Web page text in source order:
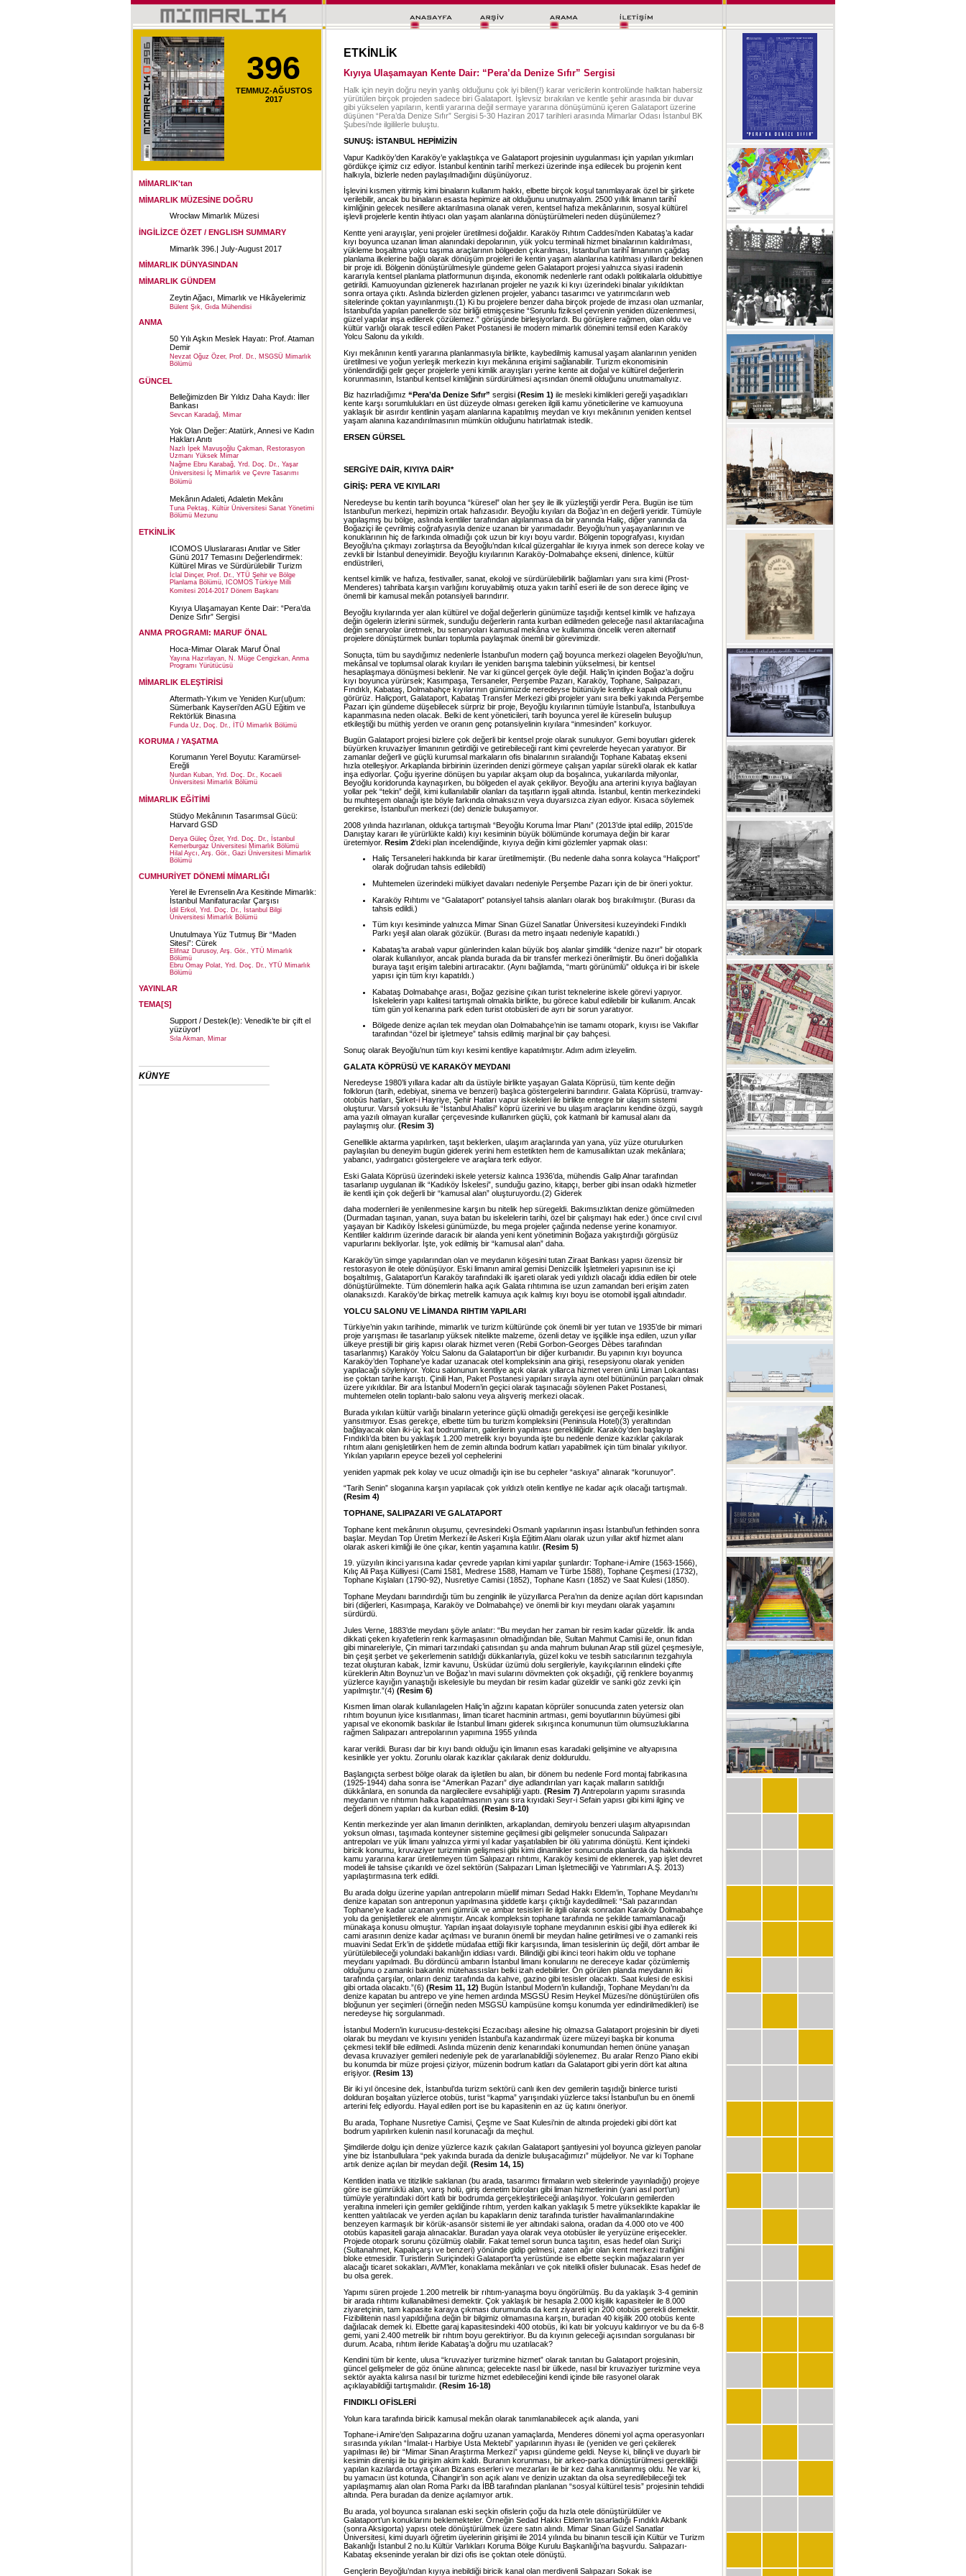
396
TEMMUZ-AĞUSTOS
2017
MİMARLIK'tan
MİMARLIK MÜZESİNE DOĞRU
Wrocław Mimarlık Müzesi
İNGİLİZCE ÖZET / ENGLISH SUMMARY
Mimarlık 396.| July-August 2017
MİMARLIK DÜNYASINDAN
MİMARLIK GÜNDEM
Zeytin Ağacı, Mimarlık ve Hikâyelerimiz
Bülent Şık, Gıda Mühendisi
ANMA
50 Yılı Aşkın Meslek Hayatı: Prof. Ataman
Demir
Nevzat Oğuz Özer, Prof. Dr., MSGSÜ Mimarlık
Bölümü
GÜNCEL
Belleğimizden Bir Yıldız Daha Kaydı: İller
Bankası
Sevcan Karadağ, Mimar
Yok Olan Değer: Atatürk, Annesi ve Kadın
Hakları Anıtı
Nazlı İpek Mavuşoğlu Çakman, Restorasyon
Uzmanı Yüksek Mimar
Nağme Ebru Karabağ, Yrd. Doç. Dr., Yaşar
Üniversitesi İç Mimarlık ve Çevre Tasarımı
Bölümü
Mekânın Adaleti, Adaletin Mekânı
Tuna Pektaş, Kültür Üniversitesi Sanat Yönetimi
Bölümü Mezunu
ETKİNLİK
ICOMOS Uluslararası Anıtlar ve Sitler
Günü 2017 Temasını Değerlendirmek:
Kültürel Miras ve Sürdürülebilir Turizm
İclal Dinçer, Prof. Dr., YTÜ Şehir ve Bölge
Planlama Bölümü, ICOMOS Türkiye Milli
Komitesi 2014-2017 Dönem Başkanı
Kıyıya Ulaşamayan Kente Dair: “Pera’da
Denize Sıfır” Sergisi
ANMA PROGRAMI: MARUF ÖNAL
Hoca-Mimar Olarak Maruf Önal
Yayına Hazırlayan, N. Müge Cengizkan, Anma
Programı Yürütücüsü
MİMARLIK ELEŞTİRİSİ
Aftermath-Yıkım ve Yeniden Kur(ul)um:
Sümerbank Kayseri’den AGÜ Eğitim ve
Rektörlük Binasına
Funda Uz, Doç. Dr., İTÜ Mimarlık Bölümü
KORUMA / YAŞATMA
Korumanın Yerel Boyutu: Karamürsel-
Ereğli
Nurdan Kuban, Yrd. Doç. Dr., Kocaeli
Üniversitesi Mimarlık Bölümü
MİMARLIK EĞİTİMİ
Stüdyo Mekânının Tasarımsal Gücü:
Harvard GSD
Derya Güleç Özer, Yrd. Doç. Dr., İstanbul
Kemerburgaz Üniversitesi Mimarlık Bölümü
Hilal Aycı, Arş. Gör., Gazi Üniversitesi Mimarlık
Bölümü
CUMHURİYET DÖNEMİ MİMARLIĞI
Yerel ile Evrenselin Ara Kesitinde Mimarlık:
İstanbul Manifaturacılar Çarşısı
İdil Erkol, Yrd. Doç. Dr., İstanbul Bilgi
Üniversitesi Mimarlık Bölümü
Unutulmaya Yüz Tutmuş Bir “Maden
Sitesi”: Cürek
Elifnaz Durusoy, Arş. Gör., YTÜ Mimarlık
Bölümü
Ebru Omay Polat, Yrd. Doç. Dr., YTÜ Mimarlık
Bölümü
YAYINLAR
TEMA[S]
Support / Destek(le): Venedik’te bir çift el
yüzüyor!
Sıla Akman, Mimar
KÜNYE
ETKİNLİK
Kıyıya Ulaşamayan Kente Dair: “Pera’da Denize Sıfır” Sergisi
Halk için neyin doğru neyin yanlış olduğunu çok iyi bilen(!) karar vericilerin kontrolünde halktan habersiz
yürütülen birçok projeden sadece biri Galataport. İşlevsiz bırakılan ve kentle şehir arasında bir duvar
gibi yükselen yapıların, kentli yararına değil sermaye yararına dönüşümünü içeren Galataport üzerine
düşünen “Pera’da Denize Sıfır” Sergisi 5-30 Haziran 2017 tarihleri arasında Mimarlar Odası İstanbul BK
Şubesi’nde ilgililerle buluştu.
SUNUŞ: İSTANBUL HEPİMİZİN
Vapur Kadıköy’den Karaköy’e yaklaştıkça ve Galataport projesinin uygulanması için yapılan yıkımları
gördükçe içimiz cız ediyor. İstanbul kentinin tarihî merkezi üzerinde inşa edilecek bu projenin kent
halkıyla, bizlerle neden paylaşılmadığını düşünüyoruz.
İşlevini kısmen yitirmiş kimi binaların kullanım hakkı, elbette birçok koşul tanımlayarak özel bir şirkete
verilebilir, ancak bu binaların esasta hepimize ait olduğunu unutmayalım. 2500 yıllık limanın tarihî
kimliğinin gelecek nesillere aktarılmasına olanak veren, kentsel hafıza mekânlarının, sosyal kültürel
işlevli projelerle kentin ihtiyacı olan yaşam alanlarına dönüştürülmeleri neden düşünülemez?
Kentte yeni arayışlar, yeni projeler üretilmesi doğaldır. Karaköy Rıhtım Caddesi’nden Kabataş’a kadar
kıyı boyunca uzanan liman alanındaki depolarının, yük yolcu terminali hizmet binalarının kaldırılması,
yükleme boşaltma yolcu taşıma araçlarının bölgeden çıkarılması, İstanbul’un tarihî limanının çağdaş
planlama ilkelerine bağlı olarak dönüşüm projeleri ile kentin yaşam alanlarına katılması yıllardır beklenen
bir proje idi. Bölgenin dönüştürülmesiyle gündeme gelen Galataport projesi yalnızca siyasi iradenin
kararıyla kentsel planlama platformunun dışında, ekonomik nedenlerle rant odaklı politikalarla oldubittiye
getirildi. Kamuoyundan gizlenerek hazırlanan projeler ne yazık ki kıyı üzerindeki binalar yıkıldıktan
sonra ortaya çıktı. Aslında bizlerden gizlenen projeler, yabancı tasarımcı ve yatırımcıların web
sitelerinde çoktan yayınlanmıştı.(1) Ki bu projelere benzer daha birçok projede de imzası olan uzmanlar,
İstanbul’da yapılan panellerde söz birliği etmişçesine “Sorunlu fiziksel çevrenin yeniden düzenlenmesi,
güzel yapılar inşa edilerek çözülemez.” görüşünde birleşiyorlardı. Bu görüşlere rağmen, olan oldu ve
kültür varlığı olarak tescil edilen Paket Postanesi ile modern mimarlık dönemini temsil eden Karaköy
Yolcu Salonu da yıkıldı.
Kıyı mekânının kentli yararına planlanmasıyla birlikte, kaybedilmiş kamusal yaşam alanlarının yeniden
üretilmesi ve yoğun yerleşik merkezin kıyı mekânına erişimi sağlanabilir. Turizm ekonomisinin
yönlendirdiği gelir geçer projelerle yeni kimlik arayışları yerine kente ait doğal ve kültürel değerlerin
korunmasının, İstanbul kentsel kimliğinin sürdürülmesi açısından önemli olduğunu unutmamalıyız.
Biz hazırladığımız “Pera’da Denize Sıfır” sergisi (Resim 1) ile mesleki kimlikleri gereği yaşadıkları
kente karşı sorumlulukları en üst düzeyde olması gereken ilgili kamu yöneticilerine ve kamuoyuna
yaklaşık bir asırdır kentlinin yaşam alanlarına kapatılmış meydan ve kıyı mekânının yeniden kentsel
yaşam alanına kazandırılmasının mümkün olduğunu hatırlatmak istedik.
ERSEN GÜRSEL
SERGİYE DAİR, KIYIYA DAİR*
GİRİŞ: PERA VE KIYILARI
Neredeyse bu kentin tarih boyunca “küresel” olan her şey ile ilk yüzleştiği yerdir Pera. Bugün ise tüm
İstanbul’un merkezi, hepimizin ortak hafızasıdır. Beyoğlu kıyıları da Boğaz’ın en değerli yeridir. Tümüyle
yapılaşmış bu bölge, aslında kentliler tarafından algılanmasa da bir yanında Haliç, diğer yanında da
Boğaziçi ile çevrilmiş coğrafyasıyla denize uzanan bir yarımadadır. Beyoğlu’nun yaşayanlarının ve
konuklarının hiç de farkında olmadığı çok uzun bir kıyı boyu vardır. Bölgenin topografyası, kıyıdan
Beyoğlu’na çıkmayı zorlaştırsa da Beyoğlu’ndan kılcal güzergahlar ile kıyıya inmek son derece kolay ve
zevkli bir İstanbul deneyimidir. Beyoğlu kıyılarının Karaköy-Dolmabahçe ekseni, dinlence, kültür
endüstrileri,
kentsel kimlik ve hafıza, festivaller, sanat, ekoloji ve sürdürülebilirlik bağlamları yanı sıra kimi (Prost-
Menderes) tahribata karşın varlığını koruyabilmiş otuza yakın tarihî eseri ile de son derece ilginç ve
önemli bir kamusal mekân potansiyeli barındırır.
Beyoğlu kıyılarında yer alan kültürel ve doğal değerlerin günümüze taşıdığı kentsel kimlik ve hafızaya
değin ögelerin izlerini sürmek, sunduğu değerlerin ranta kurban edilmeden geleceğe nasıl aktarılacağına
değin senaryolar üretmek, bu senaryoları kamusal mekâna ve kullanıma öncelik veren alternatif
projelere dönüştürmek bunları toplumla paylaşmak önemli bir görevimizdir.
Sonuçta, tüm bu saydığımız nedenlerle İstanbul’un modern çağ boyunca merkezi olagelen Beyoğlu’nun,
mekânsal ve toplumsal olarak kıyıları ile yeniden barışma talebinin yükselmesi, bir kentsel
hesaplaşmaya dönüşmesi beklenir. Ne var ki güncel gerçek öyle değil. Haliç’in içinden Boğaz’a doğru
kıyı boyunca yürürsek; Kasımpaşa, Tersaneler, Perşembe Pazarı, Karaköy, Tophane, Salıpazarı,
Fındıklı, Kabataş, Dolmabahçe kıyılarının günümüzde neredeyse bütünüyle kentliye kapalı olduğunu
görürüz. Haliçport, Galataport, Kabataş Transfer Merkezi gibi projeler yanı sıra belki yakında Perşembe
Pazarı için gündeme düşebilecek sürpriz bir proje, Beyoğlu kıyılarının tümüyle İstanbul’a, İstanbulluya
kapanmasına neden olacak. Belki de kent yöneticileri, tarih boyunca yerel ile küreselin buluşup
etkileştiği bu müthiş yerden ve oranın genç potansiyelinin kıyılara “inmesinden” korkuyor.
Bugün Galataport projesi bizlere çok değerli bir kentsel proje olarak sunuluyor. Gemi boyutları giderek
büyürken kruvaziyer limanının getirdiği ve getirebileceği rant kimi çevrelerde heyecan yaratıyor. Bir
zamanlar değerli ve güçlü kurumsal markaların ofis binalarının sıralandığı Tophane Kabataş ekseni
hızla otelleşiyor. Arkaplanda birbirinin üzerinden denizi görmeye çalışan yapılar sürekli olarak ek katlar
inşa ediyorlar. Çoğu işyerine dönüşen bu yapılar akşam olup da boşalınca, yukarılarda milyonlar,
Beyoğlu koridorunda kaynaşırken, bu bölgeden el ayak çekiliyor. Beyoğlu ana arterini kıyıya bağlayan
yollar pek “tekin” değil, kimi kullanılabilir olanları da taşıtların işgali altında. İstanbul, kentin merkezindeki
bu muhteşem olanağı işte böyle farkında olmaksızın veya duyarsızca ziyan ediyor. Kısaca söylemek
gerekirse, İstanbul’un merkezi (de) denizle buluşamıyor.
2008 yılında hazırlanan, oldukça tartışmalı “Beyoğlu Koruma İmar Planı” (2013’de iptal edilip, 2015’de
Danıştay kararı ile yürürlükte kaldı) kıyı kesiminin büyük bölümünde korumaya değin bir karar
üretemiyor. Resim 2’deki plan incelendiğinde, kıyıya değin kimi gözlemler yapmak olası:
Haliç Tersaneleri hakkında bir karar üretilmemiştir. (Bu nedenle daha sonra kolayca “Haliçport”
olarak doğrudan tahsis edilebildi)
Muhtemelen üzerindeki mülkiyet davaları nedeniyle Perşembe Pazarı için de bir öneri yoktur.
Karaköy Rıhtımı ve “Galataport” potansiyel tahsis alanları olarak boş bırakılmıştır. (Burası da
tahsis edildi.)
Tüm kıyı kesiminde yalnızca Mimar Sinan Güzel Sanatlar Üniversitesi kuzeyindeki Fındıklı
Parkı yeşil alan olarak gözükür. (Burası da metro inşaatı nedeniyle kapatıldı.)
Kabataş’ta arabalı vapur günlerinden kalan büyük boş alanlar şimdilik “denize nazır” bir otopark
olarak kullanılıyor, ancak planda burada da bir transfer merkezi önerilmiştir. Bu öneri doğallıkla
buraya taşıt erişim talebini artıracaktır. (Aynı bağlamda, “martı görünümlü” oldukça iri bir iskele
yapısı için tüm kıyı kapatıldı.)
Kabataş Dolmabahçe arası, Boğaz gezisine çıkan turist teknelerine iskele görevi yapıyor.
İskelelerin yapı kalitesi tartışmalı olmakla birlikte, bu görece kabul edilebilir bir kullanım. Ancak
tüm gün yol kenarına park eden turist otobüsleri de ayrı bir sorun yaratıyor.
Bölgede denize açılan tek meydan olan Dolmabahçe’nin ise tamamı otopark, kıyısı ise Vakıflar
tarafından “özel bir işletmeye” tahsis edilmiş marjinal bir çay bahçesi.
Sonuç olarak Beyoğlu’nun tüm kıyı kesimi kentliye kapatılmıştır. Adım adım izleyelim.
GALATA KÖPRÜSÜ VE KARAKÖY MEYDANI
Neredeyse 1980’li yıllara kadar altı da üstüyle birlikte yaşayan Galata Köprüsü, tüm kente değin
folklorun (tarih, edebiyat, sinema ve benzeri) başlıca göstergelerini barındırır. Galata Köprüsü, tramvay-
otobüs hatları, Şirket-i Hayriye, Şehir Hatları vapur iskeleleri ile birlikte entegre bir ulaşım sistemi
oluşturur. Varsılı yoksulu ile “İstanbul Ahalisi” köprü üzerini ve bu ulaşım araçlarını kendine özgü, saygılı
ama yazılı olmayan kurallar çerçevesinde kullanırken güçlü, çok katmanlı bir kamusal alanı da
paylaşmış olur. (Resim 3)
Genellikle aktarma yapılırken, taşıt beklerken, ulaşım araçlarında yan yana, yüz yüze oturulurken
paylaşılan bu deneyim bugün giderek yerini hem estetikten hem de kamusallıktan uzak mekânlara;
yabancı, yadırgatıcı göstergelere ve araçlara terk ediyor.
Eski Galata Köprüsü üzerindeki iskele yetersiz kalınca 1936’da, mühendis Galip Alnar tarafından
tasarlanıp uygulanan ilk “Kadıköy İskelesi”, sunduğu gazino, kitapçı, berber gibi insan odaklı hizmetler
ile kentli için çok değerli bir “kamusal alan” oluşturuyordu.(2) Giderek
daha modernleri ile yenilenmesine karşın bu nitelik hep süregeldi. Bakımsızlıktan denize gömülmeden
(Durmadan taşınan, yanan, suya batan bu iskelelerin tarihi, özel bir çalışmayı hak eder.) önce cıvıl cıvıl
yaşayan bir Kadıköy İskelesi günümüzde, bu mega projeler çağında nedense yerine konamıyor.
Kentliler kaldırım üzerinde daracık bir alanda yeni kent yönetiminin Boğaza yakıştırdığı görgüsüz
vapurlarını bekliyorlar. İşte, yok edilmiş bir “kamusal alan” daha.
Karaköy’ün simge yapılarından olan ve meydanın köşesini tutan Ziraat Bankası yapısı özensiz bir
restorasyon ile otele dönüşüyor. Eski limanın amiral gemisi Denizcilik İşletmeleri yapısının ise içi
boşaltılmış, Galataport’un Karaköy tarafındaki ilk işareti olarak yedi yıldızlı olacağı iddia edilen bir otele
dönüştürülmekte. Tüm dönemlerin halka açık Galata rıhtımına ise uzun zamandan beri erişim zaten
olanaksızdı. Karaköy’de birkaç metrelik kamuya açık kalmış kıyı boyu ise otomobil işgali altındadır.
YOLCU SALONU VE LİMANDA RIHTIM YAPILARI
Türkiye’nin yakın tarihinde, mimarlık ve turizm kültüründe çok önemli bir yer tutan ve 1935’de bir mimari
proje yarışması ile tasarlanıp yüksek nitelikte malzeme, özenli detay ve işçilikle inşa edilen, uzun yıllar
ülkeye prestijli bir giriş kapısı olarak hizmet veren (Rebii Gorbon-Georges Dèbes tarafından
tasarlanmış) Karaköy Yolcu Salonu da Galataport’un bir diğer kurbanıdır. Bu yapının kıyı boyunca
Karaköy’den Tophane’ye kadar uzanacak otel kompleksinin ana girişi, resepsiyonu olarak yeniden
yapılacağı söyleniyor. Yolcu salonunun kentliye açık olarak yıllarca hizmet veren ünlü Liman Lokantası
ise çoktan tarihe karıştı. Çinili Han, Paket Postanesi yapıları sırayla aynı otel bütününün parçaları olmak
üzere yıkıldılar. Bir ara İstanbul Modern’in geçici olarak taşınacağı söylenen Paket Postanesi,
muhtemelen otelin toplantı-balo salonu veya alışveriş merkezi olacak.
Burada yıkılan kültür varlığı binaların yeterince güçlü olmadığı gerekçesi ise gerçeği kesinlikle
yansıtmıyor. Esas gerekçe, elbette tüm bu turizm kompleksini (Peninsula Hotel)(3) yeraltından
bağlayacak olan iki-üç kat bodrumların, galerilerin yapılması gerekliliğidir. Karaköy’den başlayıp
Fındıklı’da biten bu yaklaşık 1.200 metrelik kıyı boyunda işte bu nedenle denize kazıklar çakılarak
rıhtım alanı genişletilirken hem de zemin altında bodrum katları yapabilmek için tüm binalar yıkılıyor.
Yıkılan yapıların epeyce bezeli yol cephelerini
yeniden yapmak pek kolay ve ucuz olmadığı için ise bu cepheler “askıya” alınarak “korunuyor”.
“Tarih Senin” sloganına karşın yapılacak çok yıldızlı otelin kentliye ne kadar açık olacağı tartışmalı.
(Resim 4)
TOPHANE, SALIPAZARI VE GALATAPORT
Tophane kent mekânının oluşumu, çevresindeki Osmanlı yapılarının inşası İstanbul’un fethinden sonra
başlar. Meydan Top Üretim Merkezi ile Askeri Kışla Eğitim Alanı olarak uzun yıllar aktif hizmet alanı
olarak askeri kimliği ile öne çıkar, kentin yaşamına katılır. (Resim 5)
19. yüzyılın ikinci yarısına kadar çevrede yapılan kimi yapılar şunlardır: Tophane-i Amire (1563-1566),
Kılıç Ali Paşa Külliyesi (Cami 1581, Medrese 1588, Hamam ve Türbe 1588), Tophane Çeşmesi (1732),
Tophane Kışlaları (1790-92), Nusretiye Camisi (1852), Tophane Kasrı (1852) ve Saat Kulesi (1850).
Tophane Meydanı barındırdığı tüm bu zenginlik ile yüzyıllarca Pera’nın da denize açılan dört kapısından
biri (diğerleri, Kasımpaşa, Karaköy ve Dolmabahçe) ve önemli bir kıyı meydanı olarak yaşamını
sürdürdü.
Jules Verne, 1883’de meydanı şöyle anlatır: “Bu meydan her zaman bir resim kadar güzeldir. İlk anda
dikkati çeken kıyafetlerin renk karmaşasının olmadığından bile, Sultan Mahmut Camisi ile, onun fidan
gibi minareleriyle, Çin mimari tarzındaki çatısından şu anda mahrum bulunan Arap stili güzel çeşmesiyle,
bin çeşit şerbet ve şekerlemenin satıldığı dükkanlarıyla, güzel koku ve tesbih satıcılarının tezgahıyla
tezat oluşturan kabak, İzmir kavunu, Üsküdar üzümü dolu sergileriyle, kayıkçılarının elindeki çifte
küreklerin Altın Boynuz’un ve Boğaz’ın mavi sularını dövmekten çok okşadığı, çiğ renklere boyanmış
yüzlerce kayığın yanaştığı iskelesiyle bu meydan bir resim kadar güzeldir ve sanki göz zevki için
yapılmıştır.”(4) (Resim 6)
Kısmen liman olarak kullanılagelen Haliç’in ağzını kapatan köprüler sonucunda zaten yetersiz olan
rıhtım boyunun iyice kısıtlanması, liman ticaret hacminin artması, gemi boyutlarının büyümesi gibi
yapısal ve ekonomik baskılar ile İstanbul limanı giderek sıkışınca konumunun tüm olumsuzluklarına
rağmen Salıpazarı antrepolarının yapımına 1955 yılında
karar verildi. Burası dar bir kıyı bandı olduğu için limanın esas karadaki gelişimine ve altyapısına
kesinlikle yer yoktu. Zorunlu olarak kazıklar çakılarak deniz dolduruldu.
Başlangıçta serbest bölge olarak da işletilen bu alan, bir dönem bu nedenle Ford montaj fabrikasına
(1925-1944) daha sonra ise “Amerikan Pazarı” diye adlandırılan yarı kaçak malların satıldığı
dükkânlara, en sonunda da nargilecilere evsahipliği yaptı. (Resim 7) Antrepoların yapımı sırasında
meydanın ve rıhtımın halka kapatılmasının yanı sıra kıyıdaki Seyr-i Sefain yapısı gibi kimi ilginç ve
değerli dönem yapıları da kurban edildi. (Resim 8-10)
Kentin merkezinde yer alan limanın derinlikten, arkaplandan, demiryolu benzeri ulaşım altyapısından
yoksun olması, taşımada konteyner sistemine geçilmesi gibi gelişmeler sonucunda Salıpazarı
antrepoları ve yük limanı yalnızca yirmi yıl kadar yaşatılabilen bir ölü yatırıma dönüştü. Kent içindeki
biricik konumu, kruvaziyer turizminin gelişmesi gibi kimi dinamikler sonucunda planlarda da hakkında
kamu yararına karar üretilemeyen tüm Salıpazarı rıhtımı, Karaköy kesimi de eklenerek, yap işlet devret
modeli ile tahsise çıkarıldı ve özel sektörün (Salıpazarı Liman İşletmeciliği ve Yatırımları A.Ş. 2013)
yapılaştırmasına terk edildi.
Bu arada dolgu üzerine yapılan antrepoların müellif mimarı Sedad Hakkı Eldem’in, Tophane Meydanı’nı
denize kapatan son antreponun yapılmasına şiddetle karşı çıktığı kaydedilmeli: “Salı pazarından
Tophane’ye kadar uzanan yeni gümrük ve ambar tesisleri ile ilgili olarak sonradan Karaköy Dolmabahçe
yolu da genişletilerek ele alınmıştır. Ancak kompleksin tophane tarafında ne şekilde tamamlanacağı
münakaşa konusu olmuştur. Yapılan inşaat dolayısıyle tophane meydanının eskisi gibi ihya edilerek iki
cami arasının denize kadar açılması ve buranın önemli bir meydan haline getirilmesi ve o zamanki reis
muavini Sedat Erk’in de şiddetle müdafaa ettiği fikir karşısında, liman tesislerinin üç değil, dört ambar ile
yürütülebileceği yolundaki bakanlığın iddiası vardı. Bilindiği gibi ikinci teori hakim oldu ve tophane
meydanı yapılmadı. Bu dördüncü ambarın İstanbul limanı konularını ne dereceye kadar çözümlemiş
olduğunu o zamanki bakanlık mütehassısları belki izah edebilirler. Ön görülen planda meydanın iki
tarafında çarşılar, onların deniz tarafında da kahve, gazino gibi tesisler olacaktı. Saat kulesi de eskisi
gibi ortada olacaktı.”(6) (Resim 11, 12) Bugün İstanbul Modern’in kullandığı, Tophane Meydanı’nı da
denize kapatan bu antrepo ve yine hemen ardında MSGSÜ Resim Heykel Müzesi’ne dönüştürülen ofis
bloğunun yer seçimleri (örneğin neden MSGSÜ kampüsüne komşu konumda yer edindirilmedikleri) ise
neredeyse hiç sorgulanmadı.
İstanbul Modern’in kurucusu-destekçisi Eczacıbaşı ailesine hiç olmazsa Galataport projesinin bir diyeti
olarak bu meydanı ve kıyısını yeniden İstanbul’a kazandırmak üzere müzeyi başka bir konuma
çekmesi teklif bile edilmedi. Aslında müzenin deniz kenarındaki konumundan hemen önüne yanaşan
devasa kruvaziyer gemileri nedeniyle pek de yararlanabildiği söylenemez. Bu aralar Renzo Piano ekibi
bu konumda bir müze projesi çiziyor, müzenin bodrum katları da Galataport gibi yerin dört kat altına
erişiyor. (Resim 13)
Bir iki yıl öncesine dek, İstanbul’da turizm sektörü canlı iken dev gemilerin taşıdığı binlerce turisti
dolduran boşaltan yüzlerce otobüs, turist “kapma” yarışındaki yüzlerce taksi İstanbul’un bu en önemli
arterini felç ediyordu. Hayal edilen port ise bu kapasitenin en az üç katını öneriyor.
Bu arada, Tophane Nusretiye Camisi, Çeşme ve Saat Kulesi’nin de altında projedeki gibi dört kat
bodrum yapılırken kulenin nasıl korunacağı da meçhul.
Şimdilerde dolgu için denize yüzlerce kazık çakılan Galataport şantiyesini yol boyunca gizleyen panolar
yine biz İstanbullulara “pek yakında burada da denizle buluşacağımızı” müjdeliyor. Ne var ki Tophane
artık denize açılan bir meydan değil. (Resim 14, 15)
Kentliden inatla ve titizlikle saklanan (bu arada, tasarımcı firmaların web sitelerinde yayınladığı) projeye
göre ise gümrüklü alan, varış holü, giriş denetim büroları gibi liman hizmetlerinin (yani asıl port’un)
tümüyle yeraltındaki dört katlı bir bodrumda gerçekleştirileceği anlaşılıyor. Yolcuların gemilerden
yeraltına inmeleri için gemiler geldiğinde rıhtım, yerden kalkan yaklaşık 5 metre yükseklikte kapaklar ile
kentten yalıtılacak ve yerden açılan bu kapakların deniz tarafında turistler havalimanlarındakine
benzeyen karmaşık bir körük-asansör sistemi ile yer altındaki salona, oradan da 4.000 oto ve 400
otobüs kapasiteli garaja alınacaklar. Buradan yaya olarak veya otobüsler ile yeryüzüne erişecekler.
Projede otopark sorunu çözülmüş olabilir. Fakat temel sorun bunca taşıtın, esas hedef olan Suriçi
(Sultanahmet, Kapalıçarşı ve benzeri) yönünde gidip gelmesi, zaten ağır olan kent merkezi trafiğini
bloke etmesidir. Turistlerin Suriçindeki Galataport’ta yerüstünde ise elbette seçkin mağazaların yer
alacağı ticaret sokakları, AVM’ler, konaklama mekânları ve çok nitelikli ofisler bulunacak. Esas hedef de
bu olsa gerek.
Yapımı süren projede 1.200 metrelik bir rıhtım-yanaşma boyu öngörülmüş. Bu da yaklaşık 3-4 geminin
bir arada rıhtımı kullanabilmesi demektir. Çok yaklaşık bir hesapla 2.000 kişilik kapasiteler ile 8.000
ziyaretçinin, tam kapasite karaya çıkması durumunda da kent ziyareti için 200 otobüs gerekli demektir.
Fizibilitenin nasıl yapıldığına değin bir bilgimiz olmamasına karşın, buradan 40 kişilik 200 otobüs kente
dağılacak demek ki. Elbette garaj kapasitesindeki 400 otobüs, iki katı bir yolcuyu kaldırıyor ve bu da 6-8
gemi, yani 2.400 metrelik bir rıhtım boyu gerektiriyor. Bu da kıyının geleceği açısından sorgulanası bir
durum. Acaba, rıhtım ileride Kabataş’a doğru mu uzatılacak?
Kendini tüm bir kente, ulusa “kruvaziyer turizmine hizmet” olarak tanıtan bu Galataport projesinin,
güncel gelişmeler de göz önüne alınınca; gelecekte nasıl bir ülkede, nasıl bir kruvaziyer turizmine veya
sektör ayakta kalırsa nasıl bir turizme hizmet edebileceğini kendi içinde bile rasyonel olarak
açıklayabildiği tartışmalıdır. (Resim 16-18)
FINDIKLI OFİSLERİ
Yolun kara tarafında biricik kamusal mekân olarak tanımlanabilecek açık alanda, yani
Tophane-i Amire’den Salıpazarına doğru uzanan yamaçlarda, Menderes dönemi yol açma operasyonları
sırasında yıkılan “İmalat-ı Harbiye Usta Mektebi” yapılarının ihyası ile (yeniden ve geri çekilerek
yapılması ile) bir “Mimar Sinan Araştırma Merkezi” yapısı gündeme geldi. Neyse ki, bilinçli ve duyarlı bir
kesimin direnişi ile bu girişim akim kaldı. Buranın korunması, bir arkeo-parka dönüştürülmesi gerekliliği
yapılan kazılarda ortaya çıkan Bizans eserleri ve mezarları ile bir kez daha kanıtlanmış oldu. Ne var ki,
bu yamacın üst kotunda, Cihangir’in son açık alanı ve denizin uzaktan da olsa seyredilebileceği tek
yapılaşmamış alan olan Roma Parkı da İBB tarafından planlanan “sosyal kültürel tesis” projesinin tehdidi
altında. Pera buradan da denize açılamıyor artık.
Bu arada, yol boyunca sıralanan eski seçkin ofislerin çoğu da hızla otele dönüştürüldüler ve
Galataport’un konuklarını beklemekteler. Örneğin Sedad Hakkı Eldem’in tasarladığı Fındıklı Akbank
(sonra Aksigorta) yapısı otele dönüştürülmek üzere satın alındı. Mimar Sinan Güzel Sanatlar
Üniversitesi, kimi duyarlı öğretim üyelerinin girişimi ile 2014 yılında bu binanın tescili için Kültür ve Turizm
Bakanlığı İstanbul 2 no.lu Kültür Varlıkları Koruma Bölge Kurulu Başkanlığı’na başvurdu. Salıpazarı-
Kabataş ekseninde yeralan bir dizi ofis ise çoktan otele dönüştü.
Gençlerin Beyoğlu’ndan kıyıya inebildiği biricik kanal olan merdivenli Salıpazarı Sokak ise